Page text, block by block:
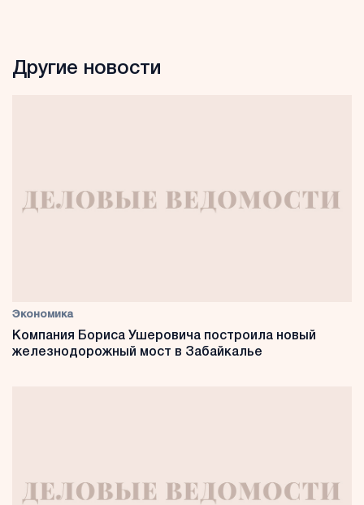
Другие новости
Экономика
Компания Бориса Ушеровича построила новый
железнодорожный мост в Забайкалье